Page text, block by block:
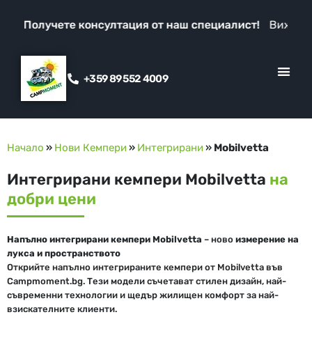
Получете консултация от наш специалист! Вижте
+359 89 552 4009
Начало » Нови Кемпери » Интегрирани » Mobilvetta
Интегрирани кемпери Mobilvetta на
добри цени
Напълно интегрирани кемпери Mobilvetta – ново измерение на
лукса и пространството
Открийте напълно интегрираните кемпери от Mobilvetta във
Campmoment.bg. Тези модели съчетават стилен дизайн, най-
съвременни технологии и щедър жилищен комфорт за най-
взискателните клиенти.